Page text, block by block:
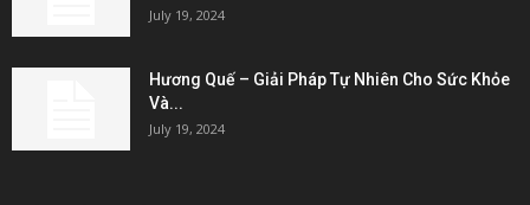
July 19, 2024
Hương Quế – Giải Pháp Tự Nhiên Cho Sức Khỏe
Và...
July 19, 2024